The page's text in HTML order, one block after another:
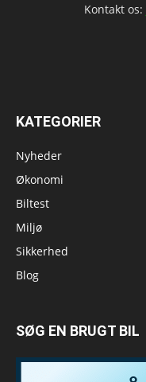
Kontakt os:
KATEGORIER
Nyheder
Økonomi
Biltest
Miljø
Sikkerhed
Blog
SØG EN BRUGT BIL